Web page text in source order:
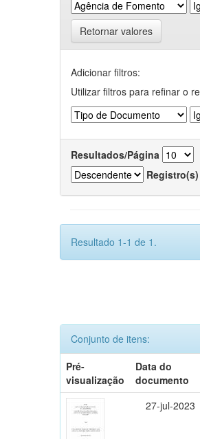
Retornar valores
Adicionar filtros:
Utilizar filtros para refinar o
Resultados/Página
Registro(s)
Resultado 1-1 de 1.
Conjunto de itens:
Pré-
visualização
Data do
documento
27-jul-2023